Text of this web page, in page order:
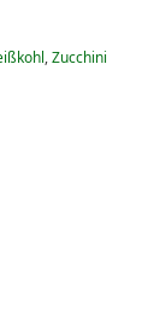
,Zucchini